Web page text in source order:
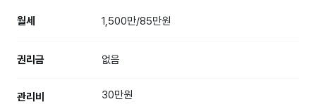
월세 1,500만/85만원
권리금 없음
관리비 30만원